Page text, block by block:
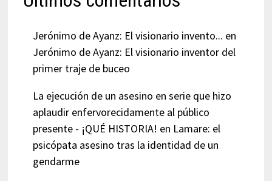
Jerónimo de Ayanz: El visionario invento... en
Jerónimo de Ayanz: El visionario inventor del
primer traje de buceo
La ejecución de un asesino en serie que hizo
aplaudir enfervorecidamente al público
presente - ¡QUÉ HISTORIA! en Lamare: el
psicópata asesino tras la identidad de un
gendarme